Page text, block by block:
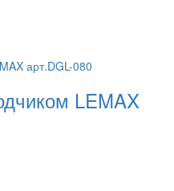
LEMAX